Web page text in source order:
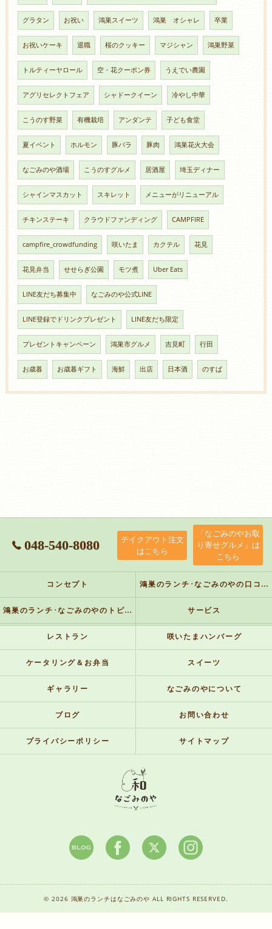
グラタン お祝い 鴻巣スイーツ 鴻巣 オシャレ 卒業
お祝いケーキ 退職 桜のクッキー マジシャン 鴻巣野菜
トルティーヤロール 空・花クーポン券 うえでい農園
アグリセレクトフェア シャドークイーン 冷やし中華
こうのす野菜 有機栽培 アンダンテ 子ども食堂
夏イベント ホルモン 豚バラ 豚肉 鴻巣花火大会
なごみのや酒場 こうのすグルメ 居酒屋 埼玉ディナー
シャインマスカット スキレット メニューがリニューアル
チキンステーキ クラウドファンディング CAMPFIRE
campfire_crowdfunding 咲いたま カクテル 花見
花見弁当 せせらぎ公園 モツ煮 Uber Eats
LINE友だち募集中 なごみのや公式LINE
LINE登録でドリンクプレゼント LINE友だち限定
プレゼントキャンペーン 鴻巣市グルメ 吉見町 行田
お歳暮 お歳暮ギフト 海鮮 出店 日本酒 のすぱ
048-540-8080
テイクアウト注文
はこちら
「なごみのやお取
り寄せグルメ」は
こちら
コンセプト 鴻巣のランチ･なごみのやの口コミ情報
鴻巣のランチ･なごみのやのトピックス サービス
レストラン 咲いたまハンバーグ
ケータリング＆お弁当 スイーツ
ギャラリー なごみのやについて
ブログ お問い合わせ
プライバシーポリシー サイトマップ
© 2026 鴻巣のランチはなごみのや ALL RIGHTS RESERVED.